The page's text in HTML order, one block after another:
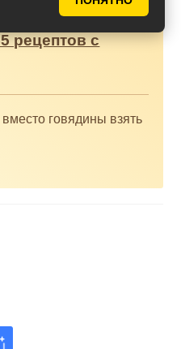
вкусный и
рецептов с
говядины взять